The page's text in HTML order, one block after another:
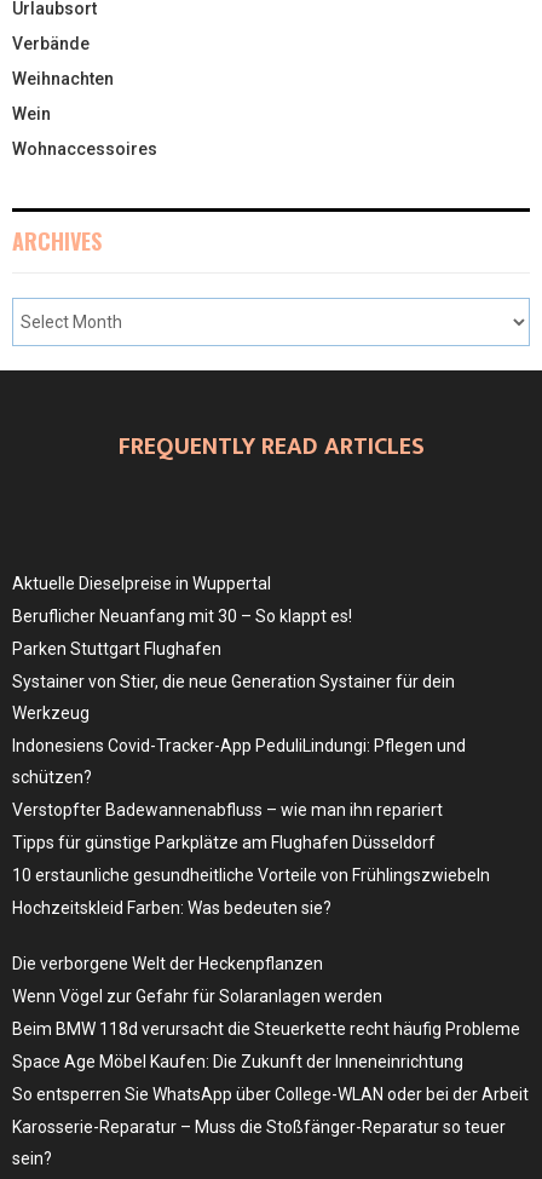
Urlaubsort
Verbände
Weihnachten
Wein
Wohnaccessoires
ARCHIVES
FREQUENTLY READ ARTICLES
Aktuelle Dieselpreise in Wuppertal
Beruflicher Neuanfang mit 30 – So klappt es!
Parken Stuttgart Flughafen
Systainer von Stier, die neue Generation Systainer für dein
Werkzeug
Indonesiens Covid-Tracker-App PeduliLindungi: Pflegen und
schützen?
Verstopfter Badewannenabfluss – wie man ihn repariert
Tipps für günstige Parkplätze am Flughafen Düsseldorf
10 erstaunliche gesundheitliche Vorteile von Frühlingszwiebeln
Hochzeitskleid Farben: Was bedeuten sie?
Die verborgene Welt der Heckenpflanzen
Wenn Vögel zur Gefahr für Solaranlagen werden
Beim BMW 118d verursacht die Steuerkette recht häufig Probleme
Space Age Möbel Kaufen: Die Zukunft der Inneneinrichtung
So entsperren Sie WhatsApp über College-WLAN oder bei der Arbeit
Karosserie-Reparatur – Muss die Stoßfänger-Reparatur so teuer
sein?